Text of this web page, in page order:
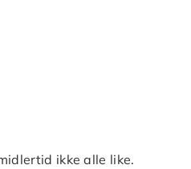
ikke alle like.